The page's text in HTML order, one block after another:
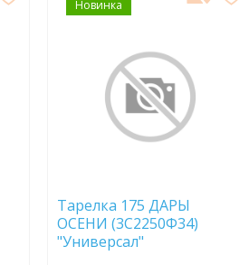
Новинка
ДОБАВИТЬ
В
Тарелка 175 ДАРЫ
ОСЕНИ (3С2250Ф34)
"Универсал"